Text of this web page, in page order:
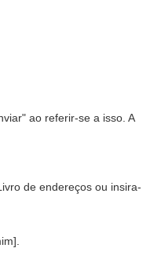
ao referir-se a isso. A
de endereços ou insira-